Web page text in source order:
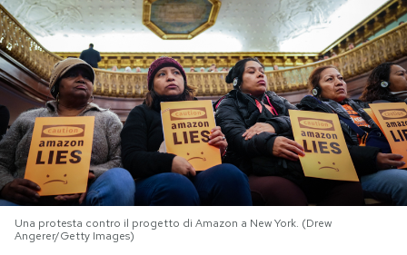
PODCAST
NEWSLETTER
I MIEI PREFERITI
SHOP
Una protesta contro il progetto di Amazon a New York. (Drew
Angerer/Getty Images)